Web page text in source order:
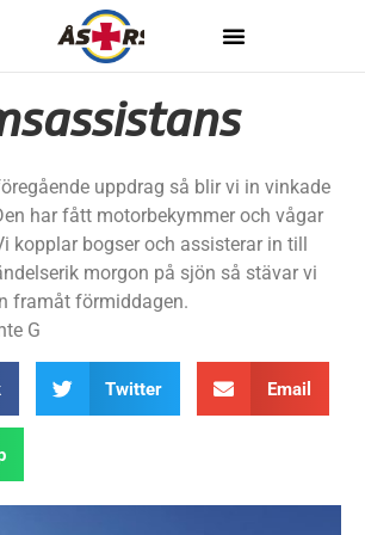
uppdrag så blir vi in vinkade
har fått motorbekymmer och vågar
kopplar bogser och assisterar in till
morgon på sjön så stävar vi
framåt förmiddagen.
G
Twitter Email